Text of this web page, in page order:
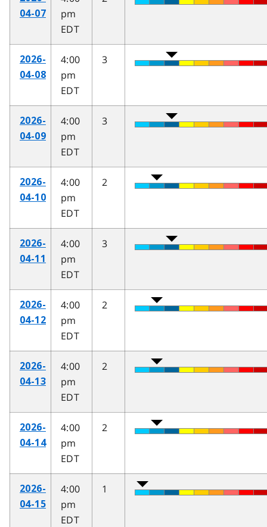
04-07
pm
EDT
2026-
04-08
4:00
pm
EDT
3
2026-
04-09
4:00
pm
EDT
3
2026-
04-10
4:00
pm
EDT
2
2026-
04-11
4:00
pm
EDT
3
2026-
04-12
4:00
pm
EDT
2
2026-
04-13
4:00
pm
EDT
2
2026-
04-14
4:00
pm
EDT
2
2026-
04-15
4:00
pm
EDT
1